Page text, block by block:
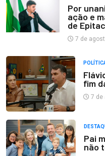
Por
ação e
de
7 de
fim
7 de
Pai
não